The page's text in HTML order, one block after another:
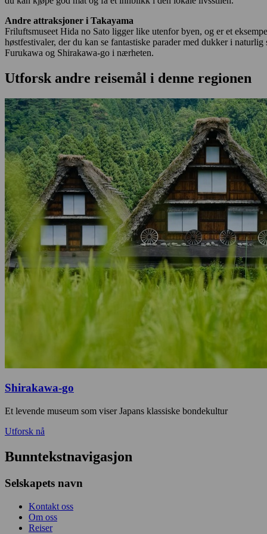
Andre attraksjoner i Takayama
Friluftsmuseet Hida no Sato ligger like utenfor byen, og er et
høstfestivaler, der du kan se fantastiske parader med dukker i
Furukawa og Shirakawa-go i nærheten.
Utforsk andre reisemål i denne regionen
Shirakawa-go
Et levende museum som viser Japans klassiske bondekultur
Utforsk nå
Bunntekstnavigasjon
Selskapets navn
Kontakt oss
Om oss
Reiser